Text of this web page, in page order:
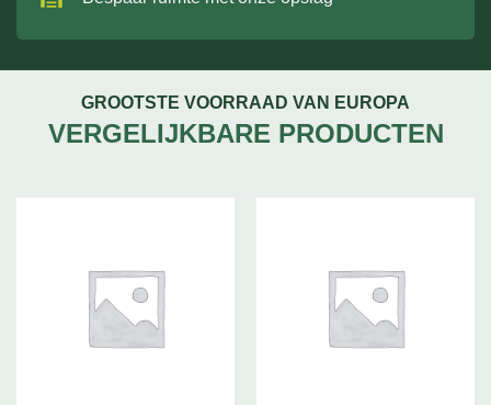
GROOTSTE VOORRAAD VAN EUROPA
VERGELIJKBARE PRODUCTEN